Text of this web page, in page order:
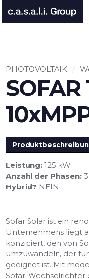
PHOTOVOLTAIK /
SOFAR
Leistung: 125 kW
Anzahl der Phasen: 3
Hybrid? NEIN
Sofar Solar ist ein
Unternehmens liegt
konzipiert, den von
umzuwandeln, der
geeignet ist. Mit
Sofar-Wechselrichter